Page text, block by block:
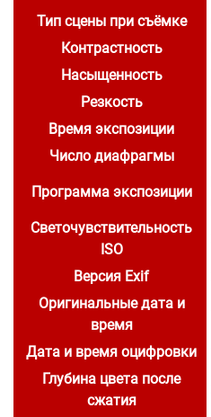
Тип сцены при съёмке
Контрастность
Насыщенность
Резкость
Время экспозиции
Число диафрагмы
Программа экспозиции
Светочувствительность
ISO
Версия Exif
Оригинальные дата и
время
Дата и время оцифровки
Глубина цвета после
сжатия